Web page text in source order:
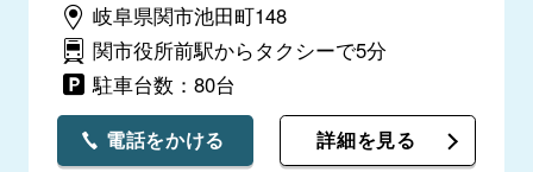
岐阜県関市池田町148
関市役所前駅からタクシーで5分
駐車台数：80台
電話をかける 詳細を見る